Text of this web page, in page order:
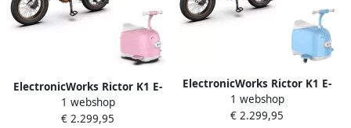
ElectronicWorks Rictor K1 E-
bike 250W Elektrische Fiets
met GPS + Rictor C8 Piggy
1 webshop
€ 2.299,95
ElectronicWorks Rictor K1 E-
bike 250W Elektrische Fiets
met GPS + Rictor C8 Piggy
1 webshop
€ 2.299,95